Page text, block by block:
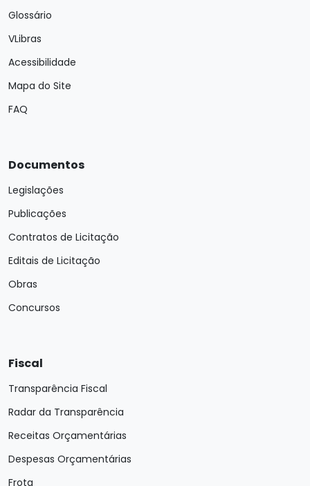
Glossário
VLibras
Acessibilidade
Mapa do Site
FAQ
Documentos
Legislações
Publicações
Contratos de Licitação
Editais de Licitação
Obras
Concursos
Fiscal
Transparência Fiscal
Radar da Transparência
Receitas Orçamentárias
Despesas Orçamentárias
Frota